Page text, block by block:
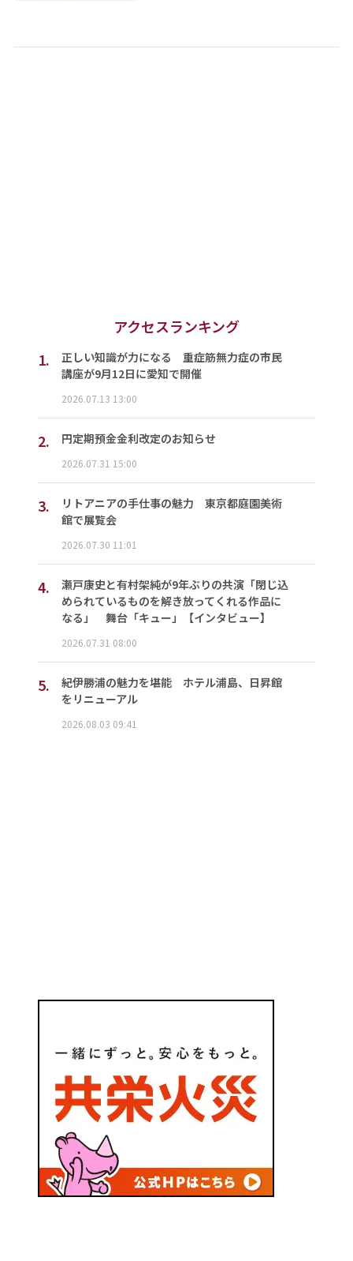
アクセスランキング
1.
正しい知識が力になる 重症筋無力症の市民
講座が9月12日に愛知で開催
2026.07.13 13:00
2. 円定期預金金利改定のお知らせ
2026.07.31 15:00
3.
リトアニアの手仕事の魅力 東京都庭園美術
館で展覧会
2026.07.30 11:01
4.
瀬戸康史と有村架純が9年ぶりの共演「閉じ込
められているものを解き放ってくれる作品に
なる」 舞台「キュー」【インタビュー】
2026.07.31 08:00
5.
紀伊勝浦の魅力を堪能 ホテル浦島、日昇館
をリニューアル
2026.08.03 09:41